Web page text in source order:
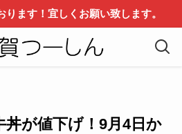
ます！宜しくお願い致します。
丼が値下げ！9月4日か